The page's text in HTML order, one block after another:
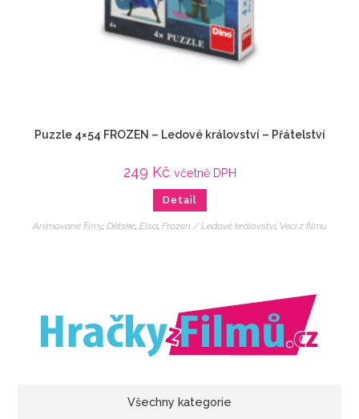
Puzzle 4×54 FROZEN – Ledové království – Přátelství
249 Kč včetně DPH
Detail
Animované filmy, Dětské, Elsa, Frozen / Ledové království, Veci z filmu
Všechny kategorie